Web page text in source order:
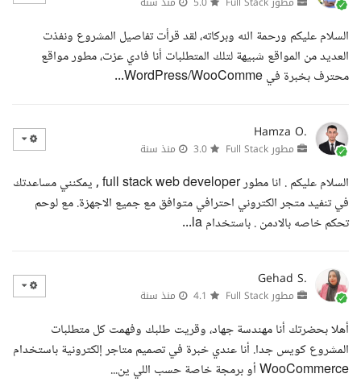
السلام عليكم ورحمة الله وبركاته، لقد قرأت تفاصيل المشروع ونفذت
العديد من المواقع شبيهة لتلك المتطلبات أنا فادي عزت، مطور مواقع
محترف بخبرة في WordPress/WooComme...
Hamza O.
مطور Full Stack منذ سنة
السلام عليكم . انا مطور full stack web developer , يمكنني مساعدتك
في تنفيد متجر الكتروني احترافي متوافق مع جميع الاجهزة. مع لوحم
تحكم خاصه بالادمن . باستخدام la...
Gehad S.
مطور Full Stack منذ سنة
أهلا بحضرتك أنا مهندسة جهاد، وقريت طلبك وفهمت كل متطلبات
المشروع كويس جدا. أنا عندي خبرة في تصميم متاجر إلكترونية باستخدام
WooCommerce أو برمجة خاصة حسب اللي ين...